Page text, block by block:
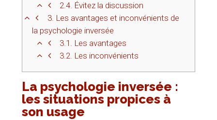
2.4. Évitez la discussion
3. Les avantages et inconvénients de
la psychologie inversée
3.1. Les avantages
3.2. Les inconvénients
La psychologie inversée :
les situations propices à
son usage